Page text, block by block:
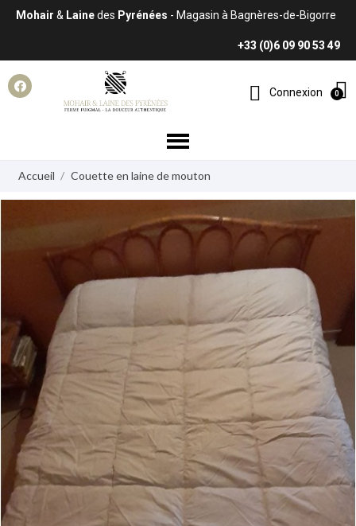
Mohair & Lainedes Pyrénées - Magasin à Bagnères-de-Bigorre
+33 (0)6 09 90 53 49
Connexion
Accueil Couette en laine de mouton